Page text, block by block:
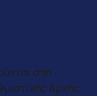
στη
Αρχής